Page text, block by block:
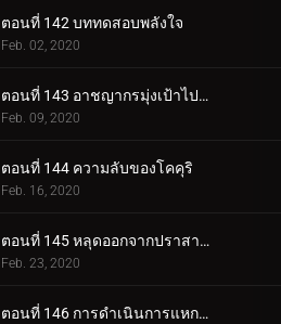
ตอนที่ 142 บททดสอบพลังใจ
Feb. 02, 2020
ตอนที่ 143 อาชญากรมุ่งเป้าไปที่โคคุริ
Feb. 09, 2020
ตอนที่ 144 ความลับของโคคุริ
Feb. 16, 2020
ตอนที่ 145 หลุดออกจากปราสาทโฮซึกิ
Feb. 23, 2020
ตอนที่ 146 การดำเนินการแหกคุก